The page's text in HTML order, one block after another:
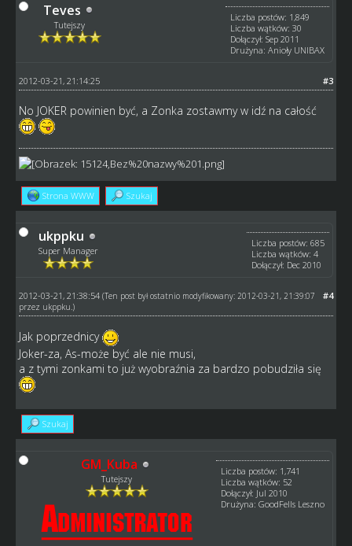
Teves
Tutejszy
Liczba postów: 1,849
Liczba wątków: 30
Dołączył: Sep 2011
Drużyna: Anioły UNIBAX
#3
2012-03-21, 21:14:25
No JOKER powinien być, a Zonka zostawmy w idź na całość
Strona WWW Szukaj
ukppku
Super Manager
Liczba postów: 685
Liczba wątków: 4
Dołączył: Dec 2010
#4
2012-03-21, 21:38:54 (Ten post był ostatnio modyfikowany: 2012-03-21, 21:39:07
przez ukppku.)
Jak poprzednicy
Joker-za, As-może być ale nie musi,
a z tymi zonkami to już wyobraźnia za bardzo pobudziła się
Szukaj
GM_Kuba
Tutejszy
Liczba postów: 1,741
Liczba wątków: 52
Dołączył: Jul 2010
Drużyna: GoodFells Leszno